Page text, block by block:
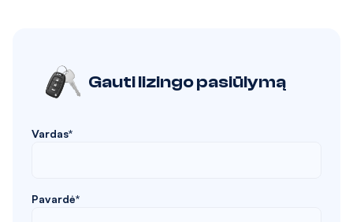
Gauti lizingo pasiūlymą
Vardas*
Pavardė*